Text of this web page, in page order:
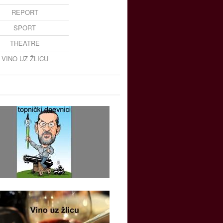
REPORT
SPORT
THEATRE
VINO UZ ŽLICU